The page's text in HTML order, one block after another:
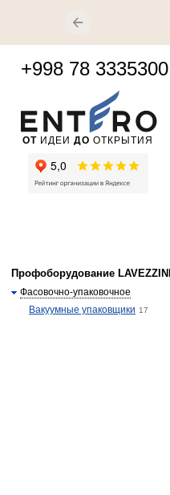
Профоборудование LAVEZZINI
Фасовочно-упаковочное
Вакуумные упаковщики 17
ОТ ИДЕИ ДО ОТКРЫТИЯ
+998 78 3335300